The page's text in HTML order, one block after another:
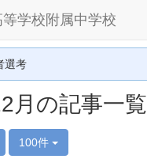
等学校附属中学校
選考
月の記事一覧
100件